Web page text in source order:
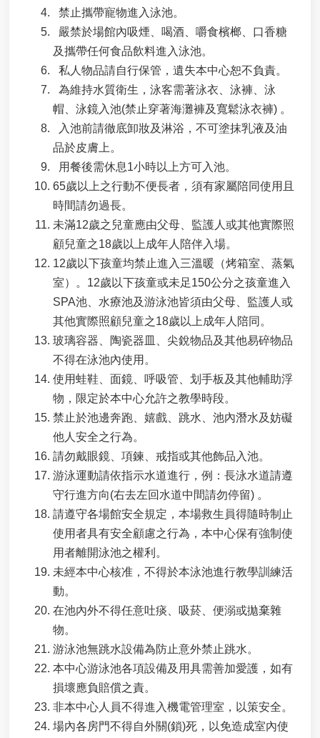
禁止攜帶寵物進入泳池。
嚴禁於場館內吸煙、喝酒、嚼食檳榔、口香糖
及攜帶任何食品飲料進入泳池。
私人物品請自行保管，遺失本中心恕不負責。
為維持水質衛生，泳客需著泳衣、泳褲、泳
帽、泳鏡入池(禁止穿著海灘褲及寬鬆泳衣褲) 。
入池前請徹底卸妝及淋浴，不可塗抹乳液及油
品於皮膚上。
用餐後需休息1小時以上方可入池。
65歲以上之行動不便長者，須有家屬陪同使用且
時間請勿過長。
未滿12歲之兒童應由父母、監護人或其他實際照
顧兒童之18歲以上成年人陪伴入場。
12歲以下孩童均禁止進入三溫暖（烤箱室、蒸氣
室）。12歲以下孩童或未足150公分之孩童進入
SPA池、水療池及游泳池皆須由父母、監護人或
其他實際照顧兒童之18歲以上成年人陪同。
玻璃容器、陶瓷器皿、尖銳物品及其他易碎物品
不得在泳池內使用。
使用蛙鞋、面鏡、呼吸管、划手板及其他輔助浮
物，限定於本中心允許之教學時段。
禁止於池邊奔跑、嬉戲、跳水、池內潛水及妨礙
他人安全之行為。
請勿戴眼鏡、項鍊、戒指或其他飾品入池。
游泳運動請依指示水道進行，例：長泳水道請遵
守行進方向(右去左回水道中間請勿停留) 。
請遵守各場館安全規定，本場救生員得隨時制止
使用者具有安全顧慮之行為，本中心保有強制使
用者離開泳池之權利。
未經本中心核准，不得於本泳池進行教學訓練活
動。
在池內外不得任意吐痰、吸菸、便溺或拋棄雜
物。
游泳池無跳水設備為防止意外禁止跳水。
本中心游泳池各項設備及用具需善加愛護，如有
損壞應負賠償之責。
非本中心人員不得進入機電管理室，以策安全。
場內各房門不得自外關(鎖)死，以免造成室內使